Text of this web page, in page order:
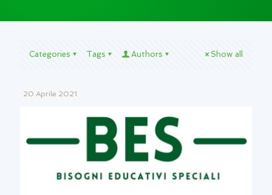
Categories Tags Authors Show all
20 Aprile 2021